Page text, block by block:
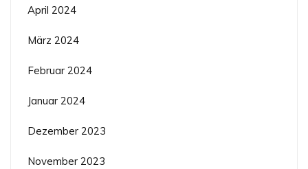
April 2024
März 2024
Februar 2024
Januar 2024
Dezember 2023
November 2023